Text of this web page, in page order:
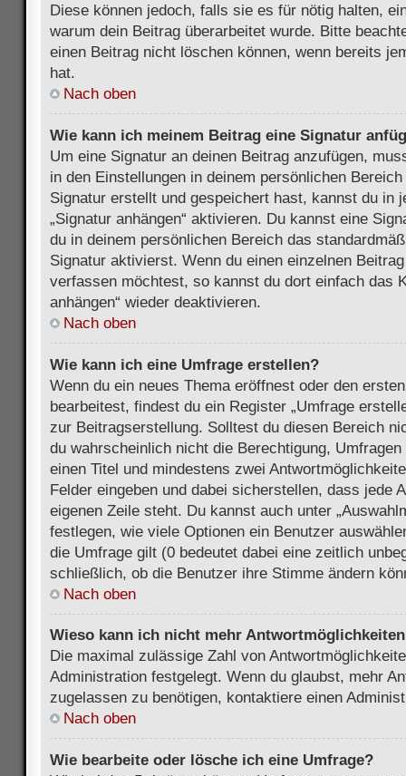
Diese können jedoch, falls sie es für nötig halten,
warum dein Beitrag überarbeitet wurde. Bitte
einen Beitrag nicht löschen können, wenn bereits
hat.
Nach oben
Wie kann ich meinem Beitrag eine Signatur
Um eine Signatur an deinen Beitrag anzufügen,
in den Einstellungen in deinem persönlichen
Signatur erstellt und gespeichert hast, kannst du in
„Signatur anhängen“ aktivieren. Du kannst eine
du in deinem persönlichen Bereich das
Signatur aktivierst. Wenn du einen einzelnen
verfassen möchtest, so kannst du dort einfach das
anhängen“ wieder deaktivieren.
Nach oben
Wie kann ich eine Umfrage erstellen?
Wenn du ein neues Thema eröffnest oder den
bearbeitest, findest du ein Register „Umfrage
zur Beitragserstellung. Solltest du diesen Bereich
du wahrscheinlich nicht die Berechtigung,
einen Titel und mindestens zwei
Felder eingeben und dabei sicherstellen, dass jede
eigenen Zeile steht. Du kannst auch unter
festlegen, wie viele Optionen ein Benutzer
die Umfrage gilt (0 bedeutet dabei eine zeitlich
schließlich, ob die Benutzer ihre Stimme ändern
Nach oben
Wieso kann ich nicht mehr
Die maximal zulässige Zahl von
Administration festgelegt. Wenn du glaubst, mehr
zugelassen zu benötigen, kontaktiere einen
Nach oben
Wie bearbeite oder lösche ich eine Umfrage?